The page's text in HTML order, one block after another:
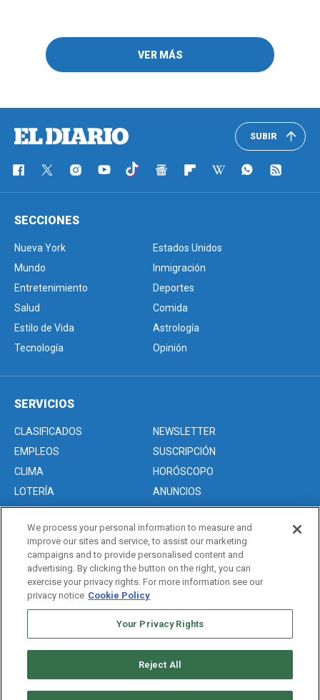
VER MÁS
SUBIR
SECCIONES
Nueva York
Estados Unidos
Mundo
Inmigración
Entretenimiento
Deportes
Salud
Comida
Estilo de Vida
Astrología
Tecnología
Opinión
SERVICIOS
CLASIFICADOS
NEWSLETTER
EMPLEOS
SUSCRIPCIÓN
CLIMA
HORÓSCOPO
LOTERÍA
ANUNCIOS
Acerca de nosotros
Advertise with Us/Anuncios
Politica de Privacidad
Editorial Guidelines
We process your personal information to measure and
improve our sites and service, to assist our marketing
campaigns and to provide personalised content and
advertising. By clicking the button on the right, you can
exercise your privacy rights. For more information see our
privacy notice Cookie Policy
Your Privacy Rights
Reject All